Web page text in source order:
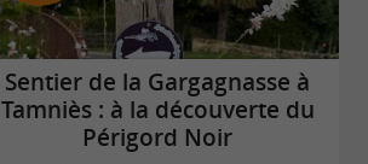
Sentier de la Gargagnasse à
Tamniès : à la découverte du
Périgord Noir